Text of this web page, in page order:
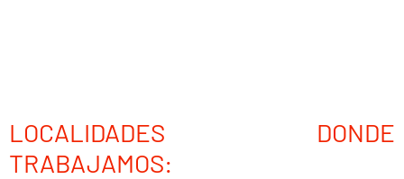
LOCALIDADES DONDE
TRABAJAMOS: